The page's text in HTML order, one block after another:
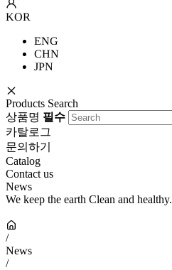
KOR
ENG
CHN
JPN
Products Search
상품명 필수
카탈로그
문의하기
Catalog
Contact us
News
We keep the earth Clean and healthy.
/
News
/